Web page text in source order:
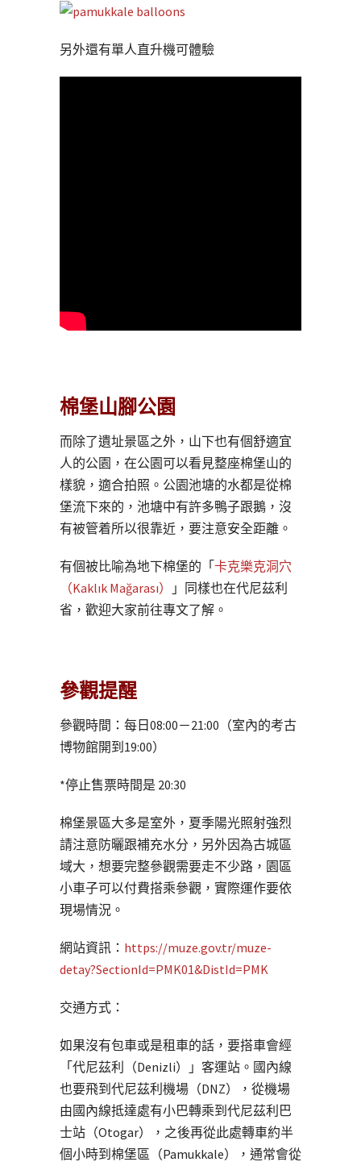
另外還有單人直升機可體驗
棉堡山腳公園
而除了遺址景區之外，山下也有個舒適宜
人的公園，在公園可以看見整座棉堡山的
樣貌，適合拍照。公園池塘的水都是從棉
堡流下來的，池塘中有許多鴨子跟鵝，沒
有被管着所以很靠近，要注意安全距離。
有個被比喻為地下棉堡的「卡克樂克洞穴
（Kaklık Mağarası）
」同樣也在代尼茲利
省，歡迎大家前往專文了解。
參觀提醒
參觀時間：每日08:00－21:00（室內的考古
博物館開到19:00）
*停止售票時間是 20:30
棉堡景區大多是室外，夏季陽光照射強烈
請注意防曬跟補充水分，另外因為古城區
域大，想要完整參觀需要走不少路，園區
小車子可以付費搭乘參觀，實際運作要依
現場情況。
網站資訊： https://muze.gov.tr/muze-
detay?SectionId=PMK01&DistId=PMK
交通方式：
如果沒有包車或是租車的話，要搭車會經
「代尼茲利（Denizli）」客運站。國內線
也要飛到代尼茲利機場（DNZ），從機場
由國內線抵達處有小巴轉乘到代尼茲利巴
士站（Otogar），之後再從此處轉車約半
個小時到棉堡區（Pamukkale），通常會從